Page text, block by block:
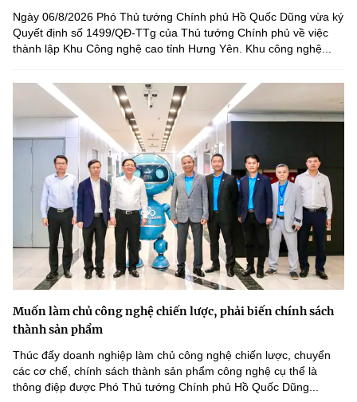
Ngày 06/8/2026 Phó Thủ tướng Chính phủ Hồ Quốc Dũng vừa ký
Quyết định số 1499/QĐ-TTg của Thủ tướng Chính phủ về việc
thành lập Khu Công nghệ cao tỉnh Hưng Yên. Khu công nghệ...
Muốn làm chủ công nghệ chiến lược, phải biến chính sách
thành sản phẩm
Thúc đẩy doanh nghiệp làm chủ công nghệ chiến lược, chuyển
các cơ chế, chính sách thành sản phẩm công nghệ cụ thể là
thông điệp được Phó Thủ tướng Chính phủ Hồ Quốc Dũng...